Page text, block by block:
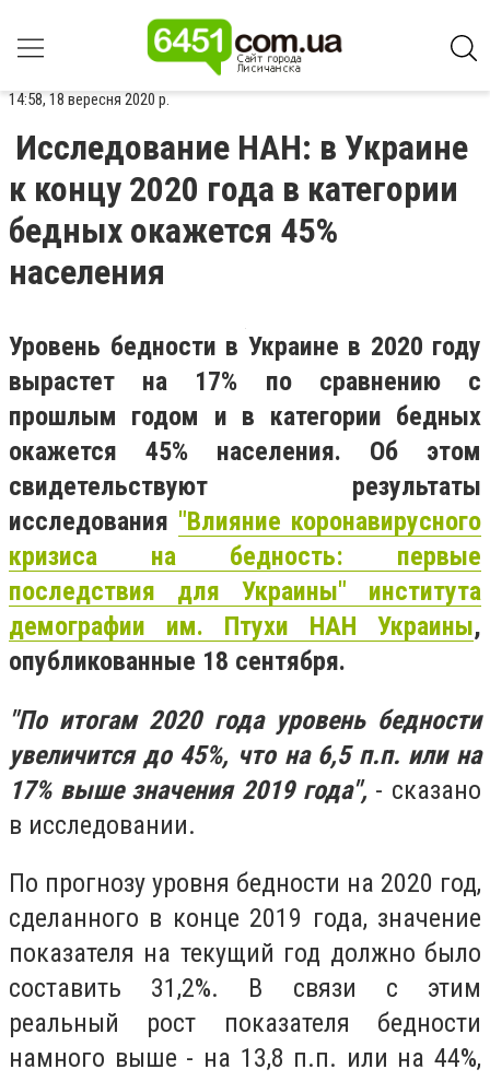
14:58, 18 вересня 2020 р.
Исследование НАН: в Украине
к концу 2020 года в категории
бедных окажется 45%
населения
Уровень бедности в Украине в 2020 году
вырастет на 17% по сравнению с
прошлым годом и в категории бедных
окажется 45% населения. Об этом
свидетельствуют результаты
исследования "Влияние коронавирусного
кризиса на бедность: первые
последствия для Украины" института
демографии им. Птухи НАН Украины,
опубликованные 18 сентября.
"По итогам 2020 года уровень бедности
увеличится до 45%, что на 6,5 п.п. или на
17% выше значения 2019 года", - сказано
в исследовании.
По прогнозу уровня бедности на 2020 год,
сделанного в конце 2019 года, значение
показателя на текущий год должно было
составить 31,2%. В связи с этим
реальный рост показателя бедности
намного выше - на 13,8 п.п. или на 44%,